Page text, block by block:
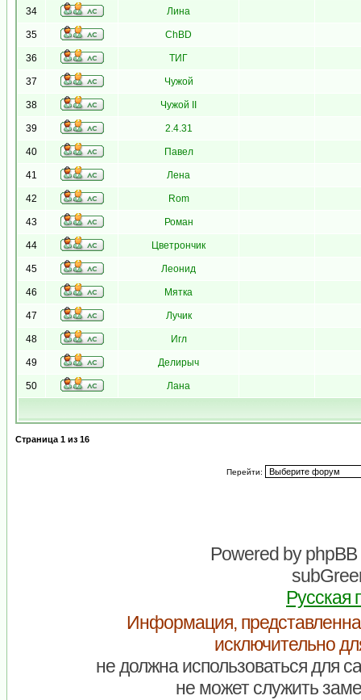
34 Лина
35 ChBD
36 ТИГ
37 Чужой
38 Чужой II
39 2.4.31
40 Павел
41 Лена
42 Rom
43 Роман
44 Цветрончик
45 Леонид
46 Мятка
47 Лучик
48 Игл
49 Делирыч
50 Лана
Страница 1 из 16
Перейти:
Powered byphpBB
Русская
Информация,
исключительно
не должна использоваться для
не может служить